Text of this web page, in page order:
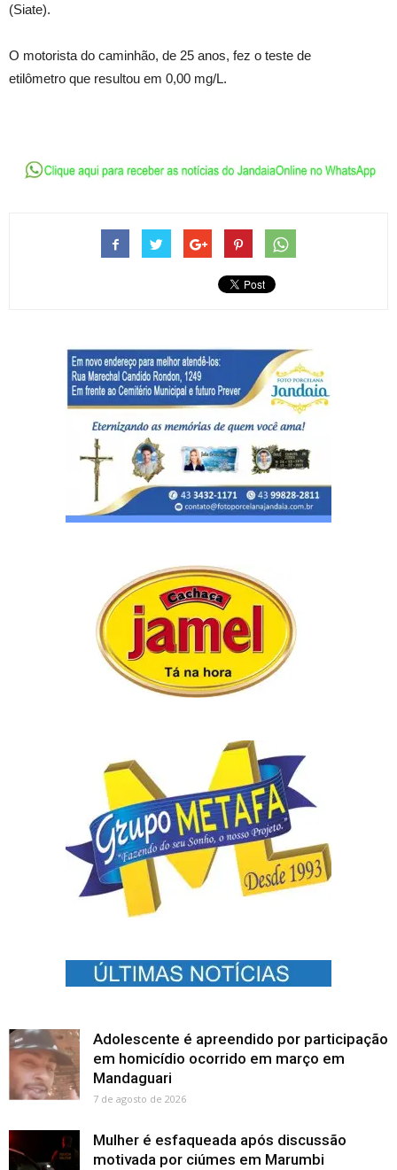
(Siate).
O motorista do caminhão, de 25 anos, fez o teste de
etilômetro que resultou em 0,00 mg/L.
Adolescente é apreendido por participação
em homicídio ocorrido em março em
Mandaguari
7 de agosto de 2026
Mulher é esfaqueada após discussão
motivada por ciúmes em Marumbi